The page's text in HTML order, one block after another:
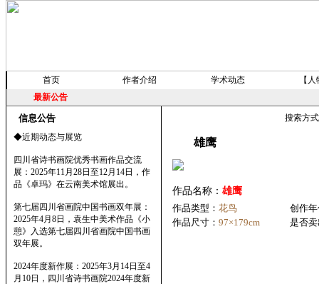
首页 作者介绍 学术动态
【
最新公告
信息公告
◆近期动态与展览
四川省诗书画院优秀书画作品交流
展：2025年11月28日至12月14日，作
品《卓玛》在云南美术馆展出。
第七届四川省画院中国书画双年展：
2025年4月8日，袁生中美术作品《小
憩》入选第七届四川省画院中国书画
双年展。
2024年度新作展：2025年3月14日至4
月10日，四川省诗书画院2024年度新
搜索方
雄鹰
作品名称： 雄鹰
作品类型： 花鸟
创作
作品尺寸： 97×179cm 是否